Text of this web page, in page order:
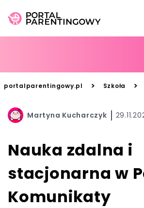
portalparentingowy.pl > Szkoła >
Martyna Kucharczyk
Nauka zdalna i
stacjonarna w
Komunikaty